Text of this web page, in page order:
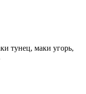
тунец, маки угорь,